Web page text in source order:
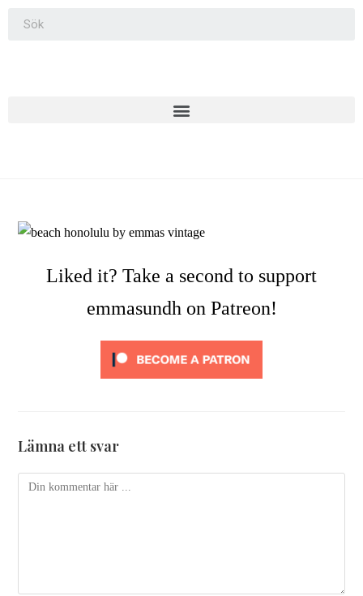
Liked it? Take a second to support
emmasundh on Patreon!
Lämna ett svar